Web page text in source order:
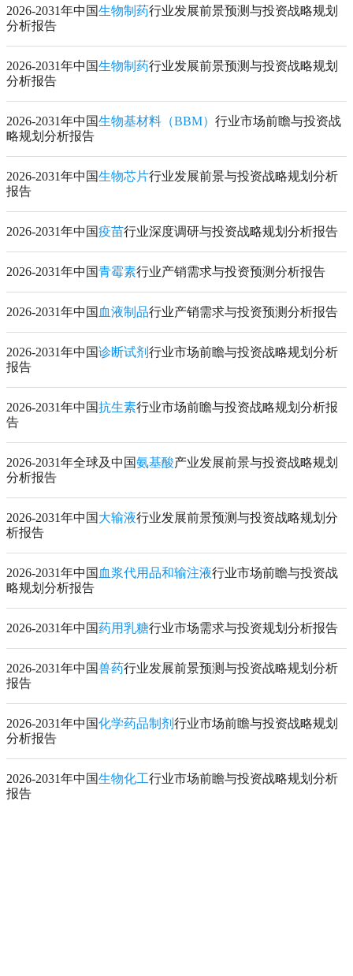
2026-2031年中国生物制药行业发展前景预测与投资战略规划
分析报告
2026-2031年中国生物制药行业发展前景预测与投资战略规划
分析报告
2026-2031年中国生物基材料（BBM） 行业市场前瞻与投资战
略规划分析报告
2026-2031年中国生物芯片行业发展前景与投资战略规划分析
报告
2026-2031年中国疫苗行业深度调研与投资战略规划分析报告
2026-2031年中国青霉素行业产销需求与投资预测分析报告
2026-2031年中国 血液制品行业产销需求与投资预测分析报告
2026-2031年中国诊断试剂 行业市场前瞻与投资战略规划分析
报告
2026-2031年中国抗生素行业市场前瞻与投资战略规划分析报
告
2026-2031年全球及中国氨基酸产业发展前景与投资战略规划
分析报告
2026-2031年中国 大输液行业发展前景预测与投资战略规划分
析报告
2026-2031年中国 血浆代用品和输注液行业市场前瞻与投资战
略规划分析报告
2026-2031年中国药用乳糖行业市场需求与投资规划分析报告
2026-2031年中国兽药行业发展前景预测与投资战略规划分析
报告
2026-2031年中国化学药品制剂 行业市场前瞻与投资战略规划
分析报告
2026-2031年中国生物化工行业市场前瞻与投资战略规划分析
报告